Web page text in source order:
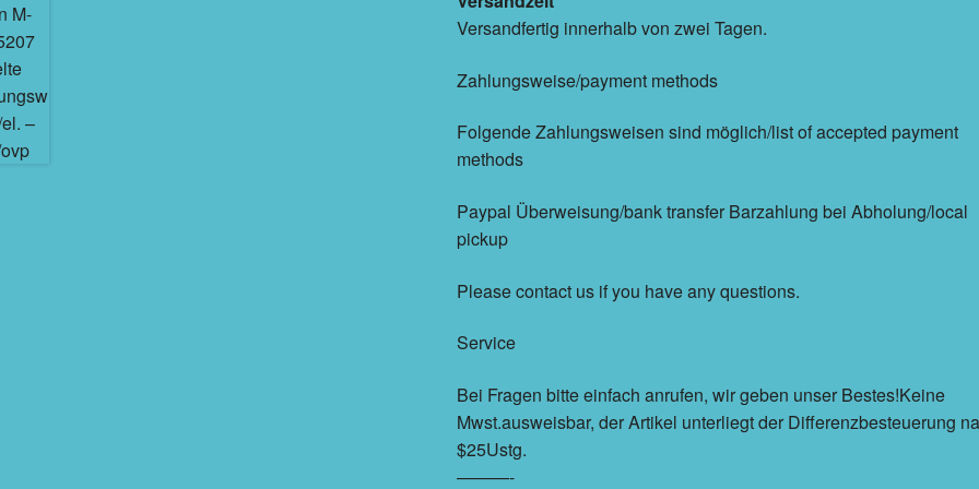
Versandfertig innerhalb von zwei Tagen.
Zahlungsweise/payment methods
Folgende Zahlungsweisen sind möglich/list of accepted payment
methods
Paypal Überweisung/bank transfer Barzahlung bei Abholung/local
pickup
Please contact us if you have any questions.
Service
Bei Fragen bitte einfach anrufen, wir geben unser Bestes!Keine
Mwst.ausweisbar, der Artikel unterliegt der Differenzbesteuerung
$25Ustg.
———-